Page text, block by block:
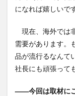
になれば嬉しいで
現在、海外では
需要があります。
品が流行るなんて
社長にも頑張って
――今回は取材に